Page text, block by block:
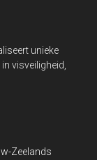
unieke
visveiligheid,
Zeelands